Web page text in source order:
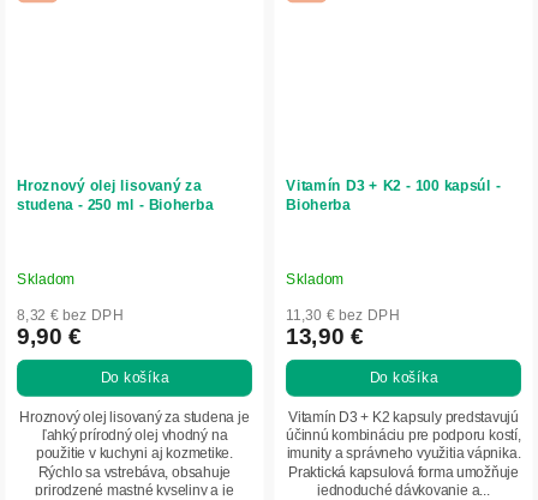
Hroznový olej lisovaný za
studena - 250 ml - Bioherba
Skladom
8,32 € bez DPH
9,90 €
Do košíka
Hroznový olej lisovaný za studena je
ľahký prírodný olej vhodný na
použitie v kuchyni aj kozmetike.
Rýchlo sa vstrebáva, obsahuje
prirodzené mastné kyseliny a je
Vitamín D3 + K2 - 100 kapsúl -
Bioherba
Skladom
11,30 € bez DPH
13,90 €
Do košíka
Vitamín D3 + K2 kapsuly predstavujú
účinnú kombináciu pre podporu kostí,
imunity a správneho využitia vápnika.
Praktická kapsulová forma umožňuje
jednoduché dávkovanie a...